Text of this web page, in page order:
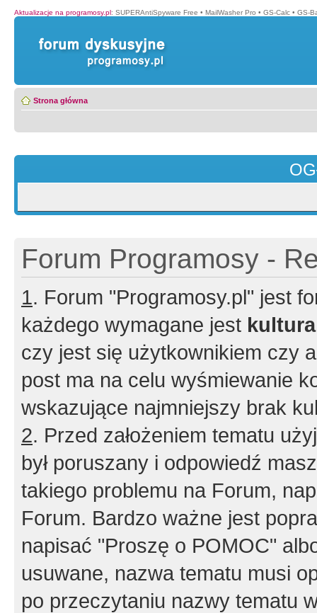
Aktualizacje na programosy.pl: SUPERAntiSpyware Free • MailWasher Pro • GS-Calc • GS-
Strona główna
Forum Programosy -
1. Forum "Programosy.pl" jest
każdego wymagane jest
czy jest się użytkownikiem czy
post ma na celu wyśmiewanie
wskazujące najmniejszy brak
2. Przed założeniem tematu
był poruszany i odpowiedź
takiego problemu na Forum,
Forum. Bardzo ważne jest
napisać "Proszę o POMOC"
usuwane, nazwa tematu musi
po przeczytaniu nazwy tematu